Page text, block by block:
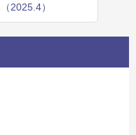
2025.4）